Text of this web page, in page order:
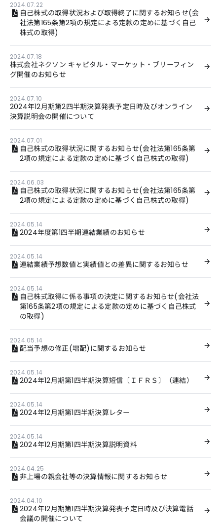
2024.07.22
自己株式の取得状況および取得終了に関するお知らせ(会
社法第165条第2項の規定による定款の定めに基づく自己
株式の取得)
2024.07.18
株式会社ネクソン キャピタル・マーケット・ブリーフィン
グ開催のお知らせ
2024.07.10
2024年12月期第2四半期決算発表予定日時及びオンライン
決算説明会の開催について
2024.07.01
自己株式の取得状況に関するお知らせ(会社法第165条第
2項の規定による定款の定めに基づく自己株式の取得)
2024.06.03
自己株式の取得状況に関するお知らせ(会社法第165条第
2項の規定による定款の定めに基づく自己株式の取得)
2024.05.14
2024年度第1四半期連結業績のお知らせ
2024.05.14
連結業績予想数値と実績値との差異に関するお知らせ
2024.05.14
自己株式取得に係る事項の決定に関するお知らせ(会社法
第165条第2項の規定による定款の定めに基づく自己株式
の取得)
2024.05.14
配当予想の修正(増配)に関するお知らせ
2024.05.14
2024年12月期第1四半期決算短信〔ＩＦＲＳ〕（連結）
2024.05.14
2024年12月期第1四半期決算レター
2024.05.14
2024年12月期第1四半期決算説明資料
2024.04.25
非上場の親会社等の決算情報に関するお知らせ
2024.04.10
2024年12月期第1四半期決算発表予定日時及び決算電話
会議の開催について